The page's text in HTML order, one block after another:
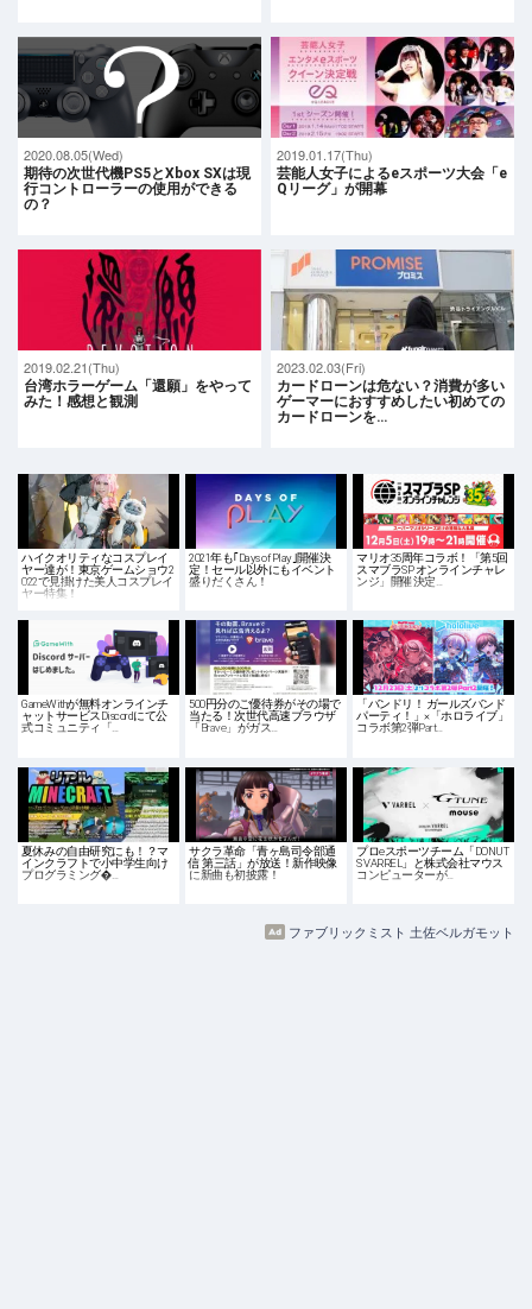
2020.08.05(Wed)
期待の次世代機PS5とXbox SXは現
行コントローラーの使用ができる
の？
2019.01.17(Thu)
芸能人女子によるeスポーツ大会「e
Qリーグ」が開幕
2019.02.21(Thu)
台湾ホラーゲーム「還願」をやって
みた！感想と観測
2023.02.03(Fri)
カードローンは危ない？消費が多い
ゲーマーにおすすめしたい初めての
カードローンを…
ハイクオリティなコスプレイ
ヤー達が！東京ゲームショウ2
022で見掛けた美人コスプレイ
ヤー特集！
2021年も｢Days of Play｣開催決
定！セール以外にもイベント
盛りだくさん！
マリオ35周年コラボ！「第5回
スマブラSP オンラインチャレ
ンジ」開催決定…
GameWithが無料オンラインチ
ャットサービスDiscordにて公
式コミュニティ「…
500円分のご優待券がその場で
当たる！次世代高速ブラウザ
「Brave」がガス…
「バンドリ！ ガールズバンド
パーティ！」×「ホロライブ」
コラボ第2弾Part…
夏休みの自由研究にも！？マ
インクラフトで小中学生向け
プログラミング�…
サクラ革命「青ヶ島司令部通
信 第三話」が放送！新作映像
に新曲も初披露！
プロeスポーツチーム「DONUT
S VARREL」と株式会社マウス
コンピューターが…
ファブリックミスト 土佐ベルガモット